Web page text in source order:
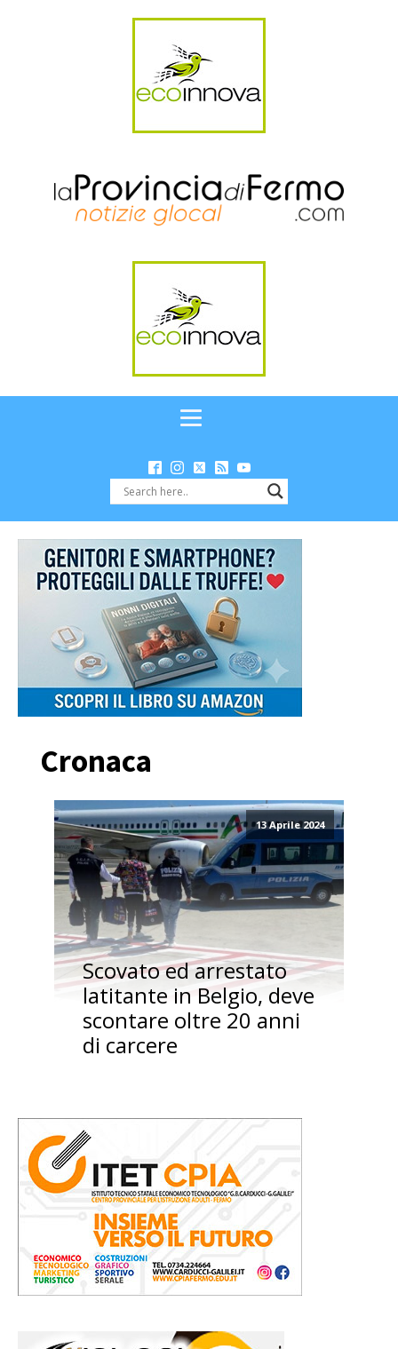
Cronaca
13 Aprile 2024
Scovato ed arrestato
latitante in Belgio, deve
scontare oltre 20 anni
di carcere